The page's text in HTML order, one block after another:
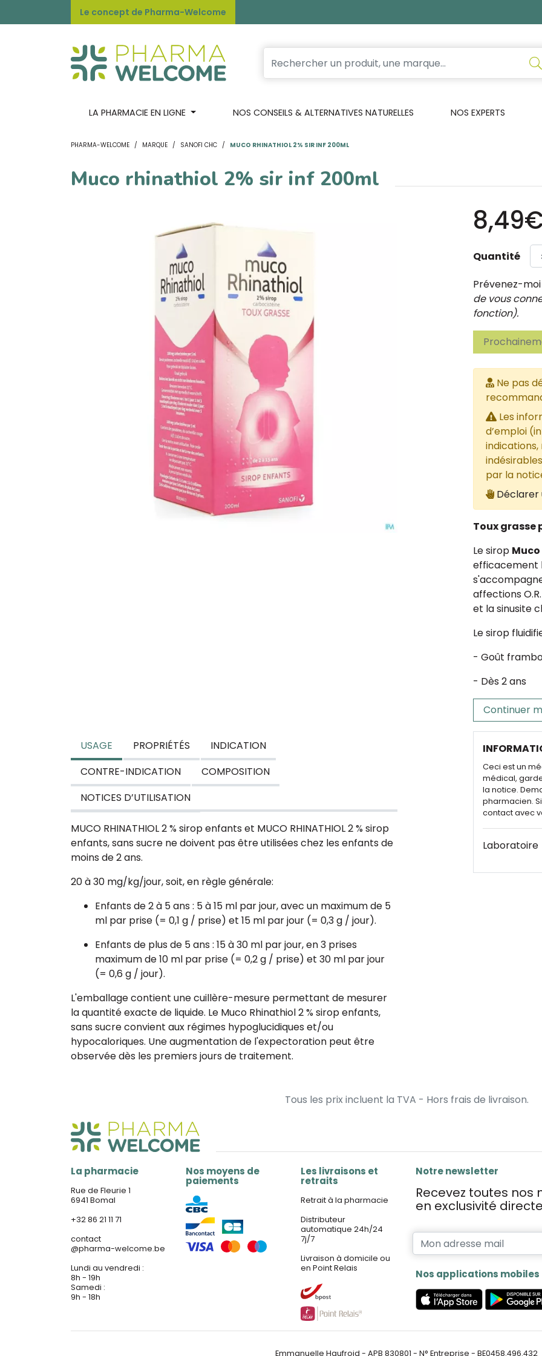
Le concept de Pharma-Welcome
LA PHARMACIE EN LIGNE NOS CONSEILS & ALTERNATIVES NATURELLES NOS EXPERTS
PHARMA-WELCOME MARQUE SANOFI CHC MUCO RHINATHIOL 2% SIR INF 200ML
Muco rhinathiol 2% sir inf 200ml
Quantité
Prévenez-
de vous
fonction).
Ne pas
Les
d’emploi
par la
Déclarer
Toux grasse
Le sirop
efficacement
affections
et la sinusite
Le sirop
- Goût
- Dès 2 ans
Continuer
USAGE PROPRIÉTÉS
INDICATION
CONTRE-INDICATION
COMPOSITION
NOTICES D’UTILISATION
MUCO RHINATHIOL 2 % sirop enfants et MUCO RHINATHIOL 2 % sirop
enfants, sans sucre ne doivent pas être utilisées chez les enfants de
moins de 2 ans.
20 à 30 mg/kg/jour, soit, en règle générale:
Enfants de 2 à 5 ans : 5 à 15 ml par jour, avec un maximum de 5
ml par prise (= 0,1 g / prise) et 15 ml par jour (= 0,3 g / jour).
Enfants de plus de 5 ans : 15 à 30 ml par jour, en 3 prises
maximum de 10 ml par prise (= 0,2 g / prise) et 30 ml par jour
(= 0,6 g / jour).
L'emballage contient une cuillère-mesure permettant de mesurer
la quantité exacte de liquide. Le Muco Rhinathiol 2 % sirop enfants,
sans sucre convient aux régimes hypoglucidiques et/ou
hypocaloriques. Une augmentation de l'expectoration peut être
observée dès les premiers jours de traitement.
Ceci est un
médical,
la notice.
pharmacien.
contact avec
Laboratoire
Tous les prix incluent la TVA - Hors frais de livraison.
La pharmacie
Rue de Fleurie 1
6941 Bomal
+32 86 21 11 71
contact
@pharma-welcome.be
Lundi au vendredi :
8h - 19h
Samedi :
9h - 18h
Nos moyens de
paiements
Les livraisons et
retraits
Retrait à la pharmacie
Distributeur
automatique 24h/24
7j/7
Livraison à domicile ou
en Point Relais
Notre newsletter
Recevez toutes
en exclusivité
Nos applications mobiles
Emmanuelle Haufroid - APB 830801 - N° Entreprise - BE0458.496.432